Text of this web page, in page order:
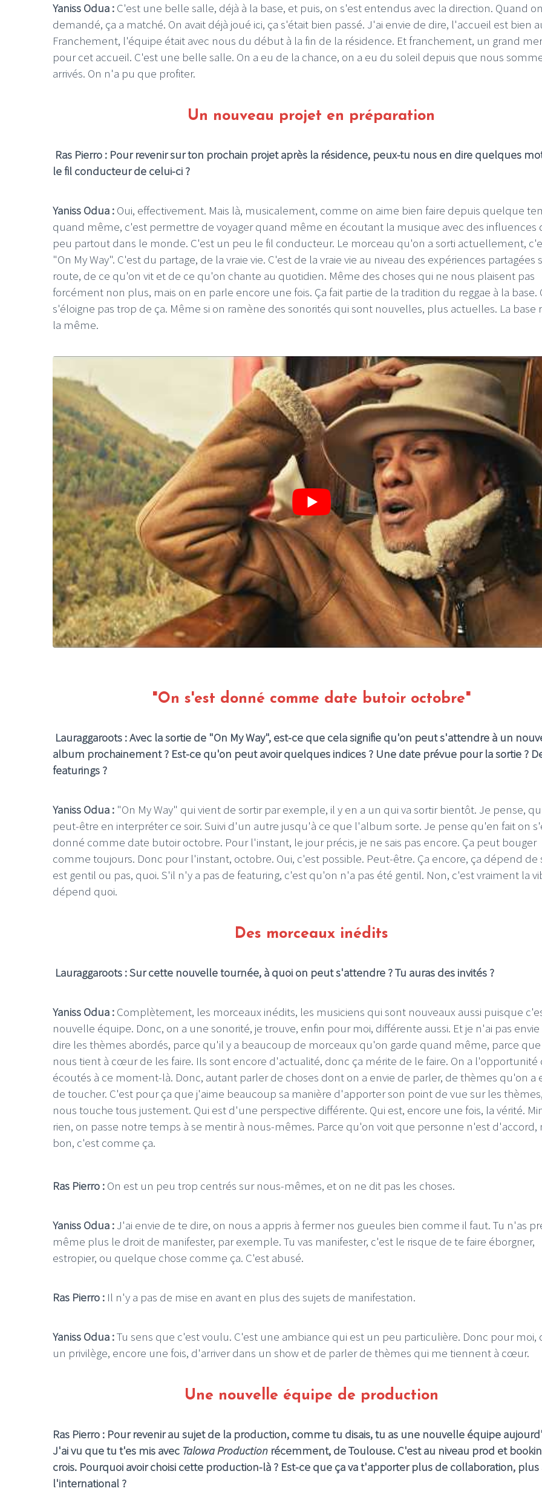
Yaniss Odua : C'est une belle salle, déjà à la base, et puis, on s'est entendus avec la direction. Quand
demandé, ça a matché. On avait déjà joué ici, ça s'était bien passé. J'ai envie de dire, l'accueil est bien
Franchement, l'équipe était avec nous du début à la fin de la résidence. Et franchement, un grand
pour cet accueil. C'est une belle salle. On a eu de la chance, on a eu du soleil depuis que nous
arrivés. On n'a pu que profiter.
Un nouveau projet en préparation
Ras Pierro : Pour revenir sur ton prochain projet après la résidence, peux-tu nous en dire quelques
le fil conducteur de celui-ci ?
Yaniss Odua : Oui, effectivement. Mais là, musicalement, comme on aime bien faire depuis quelque
quand même, c'est permettre de voyager quand même en écoutant la musique avec des influences
peu partout dans le monde. C'est un peu le fil conducteur. Le morceau qu'on a sorti actuellement,
"On My Way". C'est du partage, de la vraie vie. C'est de la vraie vie au niveau des expériences partagées
route, de ce qu'on vit et de ce qu'on chante au quotidien. Même des choses qui ne nous plaisent pas
forcément non plus, mais on en parle encore une fois. Ça fait partie de la tradition du reggae à la base.
s'éloigne pas trop de ça. Même si on ramène des sonorités qui sont nouvelles, plus actuelles. La base
la même.
"On s'est donné comme date butoir octobre"
Lauraggaroots : Avec la sortie de "On My Way", est-ce que cela signifie qu'on peut s'attendre à un
album prochainement ? Est-ce qu'on peut avoir quelques indices ? Une date prévue pour la sortie ?
featurings ?
Yaniss Odua : "On My Way" qui vient de sortir par exemple, il y en a un qui va sortir bientôt. Je pense,
peut-être en interpréter ce soir. Suivi d'un autre jusqu'à ce que l'album sorte. Je pense qu'en fait on
donné comme date butoir octobre. Pour l'instant, le jour précis, je ne sais pas encore. Ça peut bouger
comme toujours. Donc pour l'instant, octobre. Oui, c'est possible. Peut-être. Ça encore, ça dépend de
est gentil ou pas, quoi. S'il n'y a pas de featuring, c'est qu'on n'a pas été gentil. Non, c'est vraiment la
dépend quoi.
Des morceaux inédits
Lauraggaroots : Sur cette nouvelle tournée, à quoi on peut s'attendre ? Tu auras des invités ?
Yaniss Odua : Complètement, les morceaux inédits, les musiciens qui sont nouveaux aussi puisque
nouvelle équipe. Donc, on a une sonorité, je trouve, enfin pour moi, différente aussi. Et je n'ai pas
dire les thèmes abordés, parce qu'il y a beaucoup de morceaux qu'on garde quand même, parce que
nous tient à cœur de les faire. Ils sont encore d'actualité, donc ça mérite de le faire. On a l'opportunité
écoutés à ce moment-là. Donc, autant parler de choses dont on a envie de parler, de thèmes qu'on a
de toucher. C'est pour ça que j'aime beaucoup sa manière d'apporter son point de vue sur les
nous touche tous justement. Qui est d'une perspective différente. Qui est, encore une fois, la vérité.
rien, on passe notre temps à se mentir à nous-mêmes. Parce qu'on voit que personne n'est d'accord,
bon, c'est comme ça.
Ras Pierro : On est un peu trop centrés sur nous-mêmes, et on ne dit pas les choses.
Yaniss Odua : J'ai envie de te dire, on nous a appris à fermer nos gueules bien comme il faut. Tu n'as
même plus le droit de manifester, par exemple. Tu vas manifester, c'est le risque de te faire éborgner,
estropier, ou quelque chose comme ça. C'est abusé.
Ras Pierro : Il n'y a pas de mise en avant en plus des sujets de manifestation.
Yaniss Odua :Tu sens que c'est voulu. C'est une ambiance qui est un peu particulière. Donc pour moi,
un privilège, encore une fois, d'arriver dans un show et de parler de thèmes qui me tiennent à cœur.
Une nouvelle équipe de production
Ras Pierro : Pour revenir au sujet de la production, comme tu disais, tu as une nouvelle équipe
J'ai vu que tu t'es mis avec Talowa Production récemment, de Toulouse. C'est au niveau prod et
crois. Pourquoi avoir choisi cette production-là ? Est-ce que ça va t'apporter plus de collaboration, plus
l'international ?
LE GROS RIFFIFI
LE GROS RIFFIFI –
Christmas Riffifi 2025 !!!
LE GROS RIFFIFI
LE GROS RIFFIFI – Surfin’
The Covers !!!
LE GROS RIFFIFI –
Littératurock !!!